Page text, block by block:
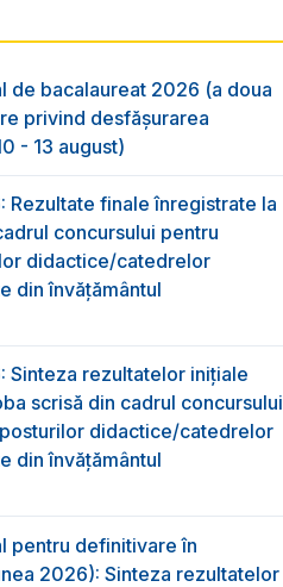
de bacalaureat 2026 (a doua
privind desfășurarea
- 13 august)
Rezultate finale înregistrate la
concursului pentru
didactice/catedrelor
din învăţământul
Sinteza rezultatelor inițiale
scrisă din cadrul concursului
didactice/catedrelor
din învăţământul
pentru definitivare în
2026): Sinteza rezultatelor